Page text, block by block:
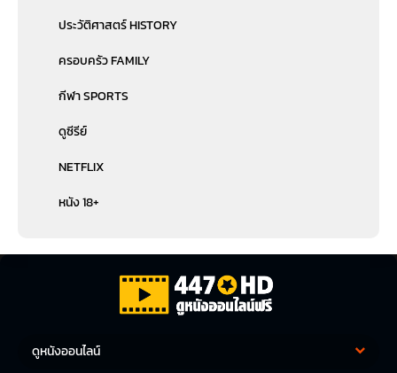
ประวัติศาสตร์ HISTORY
ครอบครัว FAMILY
กีฬา SPORTS
ดูซีรีย์
NETFLIX
หนัง 18+
ดูหนังออนไลน์